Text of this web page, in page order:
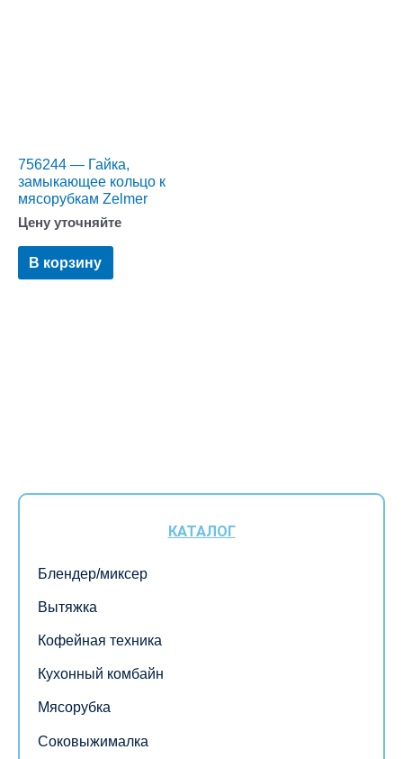
КАТАЛОГ
Блендер/миксер
Вытяжка
Кофейная техника
Кухонный комбайн
Мясорубка
Соковыжималка
756244 — Гайка,
замыкающее кольцо к
мясорубкам Zelmer
Цену уточняйте
В корзину